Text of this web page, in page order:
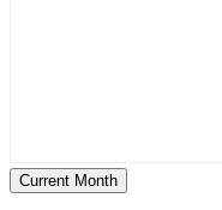
Current Month